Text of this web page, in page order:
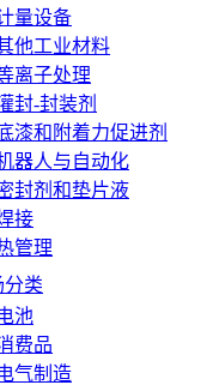
量设备
他工业材料
离子处理
封-封装剂
漆和附着力促进剂
器人与自动化
封剂和垫片液
接
管理
分类
池
费品
气制造